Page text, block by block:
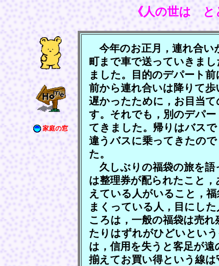
《人の世は と
家庭の窓
今年のお正月，連れ合い
町まで車で送っていきま
ました。目的のデパート
前から連れ合いは降りて
遅かったために，お目当
す。それでも，別のデパ
てきました。帰りはバス
違うバスに乗ってきたの
た。
久しぶりの福袋の旅を語
は整理券が配られたこと
えている人がいること，
まくっている人，目にし
ころは，一般の福袋は売
たりはずれがひどいとい
は，信用を失うと客足が
揃えてお買い得という線